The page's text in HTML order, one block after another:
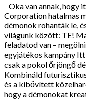
Oka van annak, hogy
Corporation hatalmas
démonok rohanták le,
világunk között: TE!
feladatod van –
egyjátékos kampány
csak a pokol őrjöngő
Kombináld
és a kibővített
hogy a démonokat